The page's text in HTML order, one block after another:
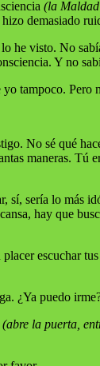
(la
demasiado
he visto. No
Y no
yo tampoco. Pero
No sé qué
maneras. Tú
sí, sería lo más
hay que
escuchar
¿Ya puedo
(abre la puerta,